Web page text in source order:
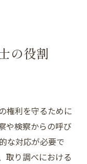
の役割
権利を守るために
や検察からの呼び
な対応が必要で
取り調べにおける